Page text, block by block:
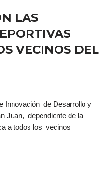
LAS
VECINOS DEL
Innovación de Desarrollo y
Juan, dependiente de la
a todos los vecinos